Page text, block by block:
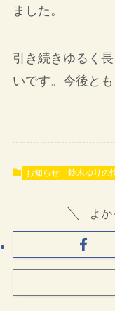
ました。
引き続きゆるく
いです。今後と
お知らせ 鈴木ゆりの
よか